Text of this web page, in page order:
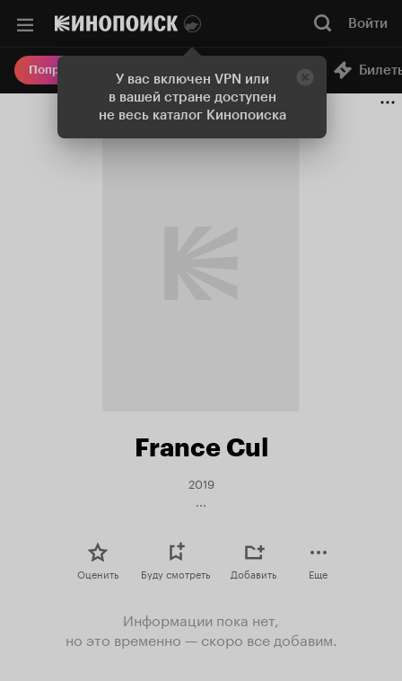
У вас включен VPN или
в вашей стране доступен
не весь каталог Кинопоиска
Войти
Попробовать Плюс Онлайн-кинотеатр
France Cul
2019
...
Оценить Буду смотреть Добавить Еще
Информации пока нет,
но это временно — скоро все добавим.